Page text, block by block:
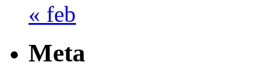
« feb
Meta